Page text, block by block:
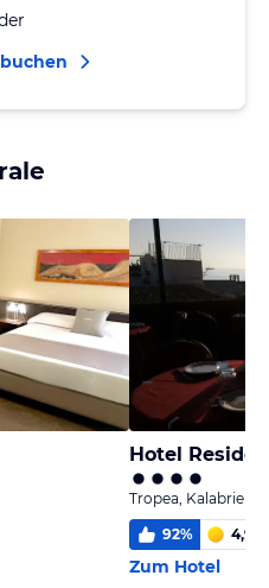
Hotel
Tropea, Kalabrien
92% 4,9
Zum Hotel